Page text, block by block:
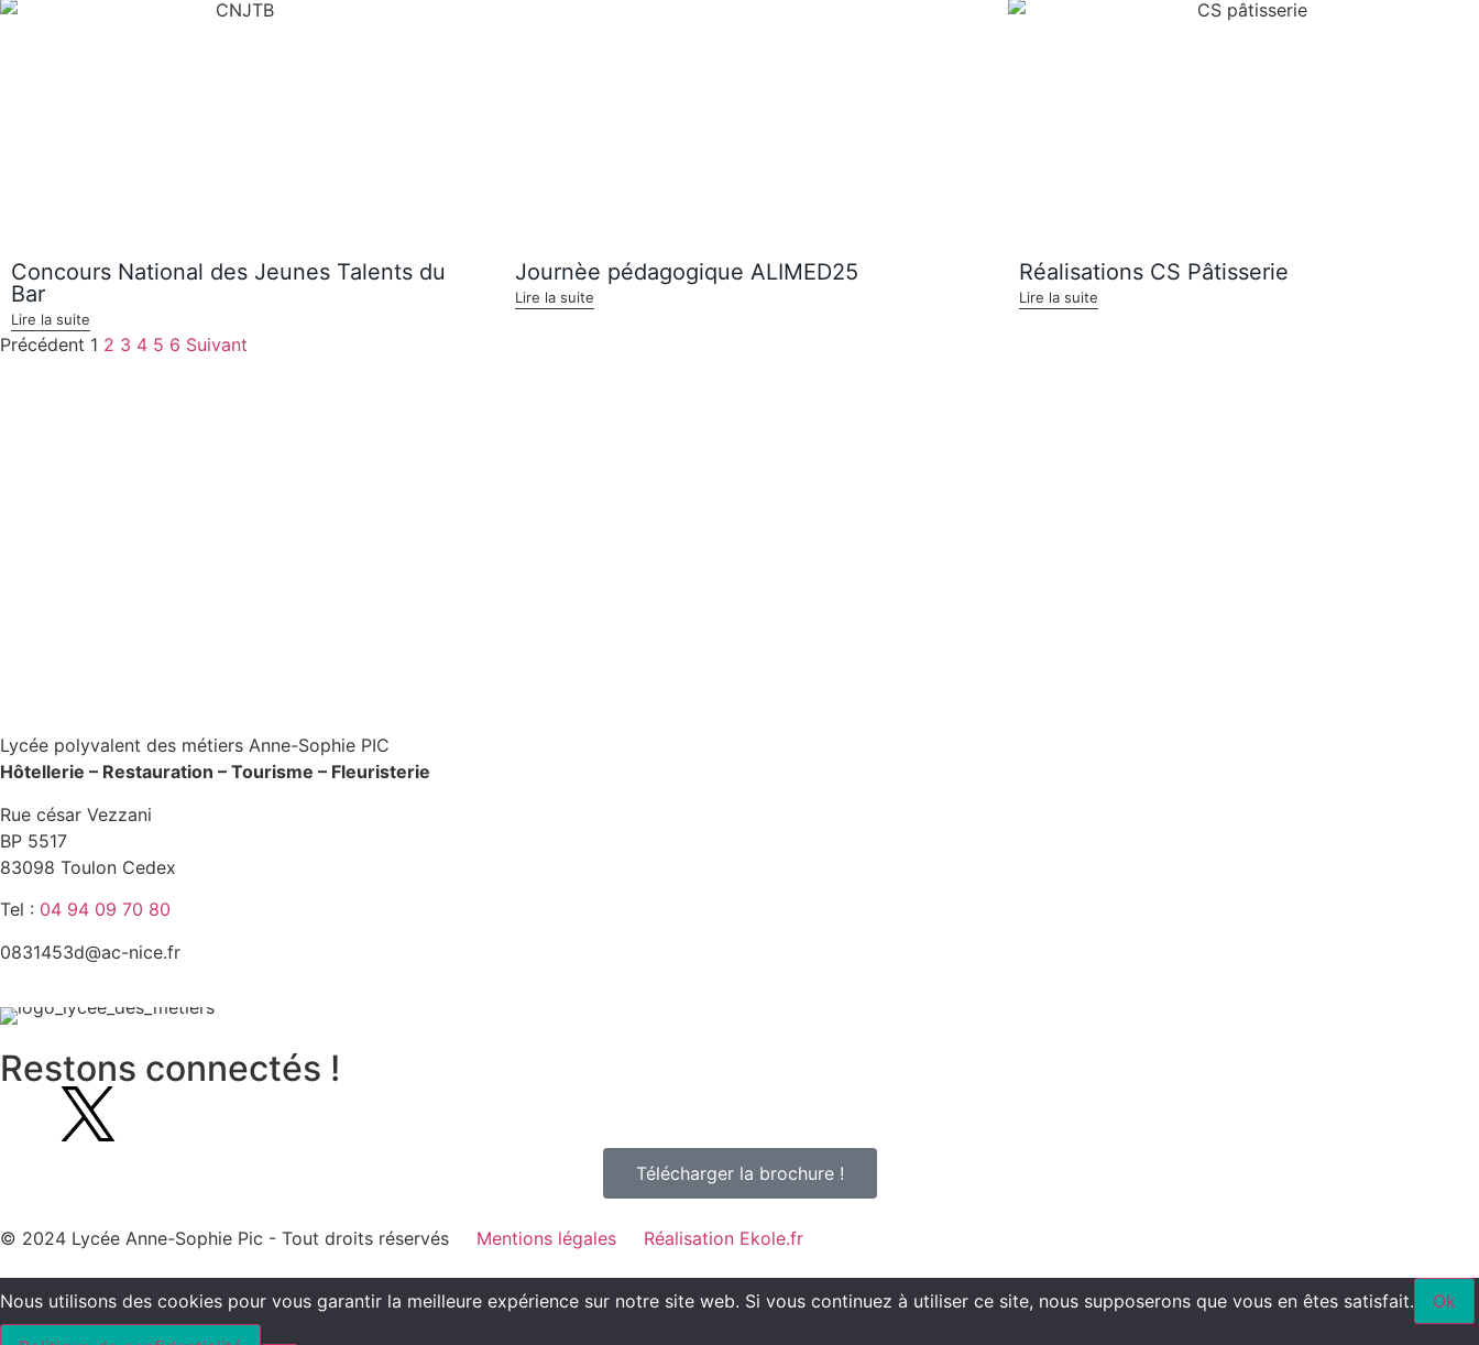
Concours National des Jeunes Talents du
Bar
Lire la suite
Journèe pédagogique ALIMED25
Lire la suite
Réalisations CS Pâtisserie
Lire la suite
Précédent 1 2 3 4 5 6 Suivant
Lycée polyvalent des métiers Anne-Sophie PIC
Hôtellerie – Restauration – Tourisme – Fleuristerie
Rue césar Vezzani
BP 5517
83098 Toulon Cedex
Tel : 04 94 09 70 80
0831453d@ac-nice.fr
Restons connectés !
Télécharger la brochure !
© 2024 Lycée Anne-Sophie Pic - Tout droits réservés Mentions légales Réalisation Ekole.fr
Nous utilisons des cookies pour vous garantir la meilleure expérience sur notre site web. Si vous continuez à utiliser ce site, nous supposerons que vous en êtes satisfait. Ok